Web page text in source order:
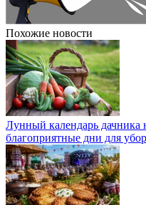
Похожие новости
Лунный календарь дачника
благоприятные дни для